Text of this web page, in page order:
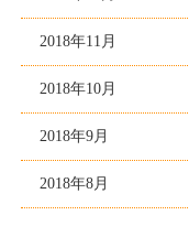
2018年11月
2018年10月
2018年9月
2018年8月